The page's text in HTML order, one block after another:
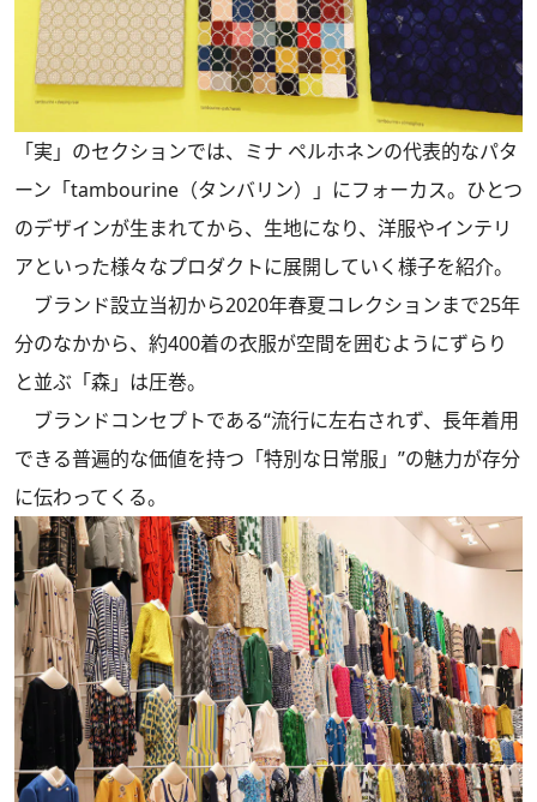
「実」のセクションでは、ミナ ペルホネンの代表的なパタ
ーン「tambourine（タンバリン）」にフォーカス。ひとつ
のデザインが生まれてから、生地になり、洋服やインテリ
アといった様々なプロダクトに展開していく様子を紹介。
ブランド設立当初から2020年春夏コレクションまで25年
分のなかから、約400着の衣服が空間を囲むようにずらり
と並ぶ「森」は圧巻。
ブランドコンセプトである“流行に左右されず、長年着用
できる普遍的な価値を持つ「特別な日常服」”の魅力が存分
に伝わってくる。